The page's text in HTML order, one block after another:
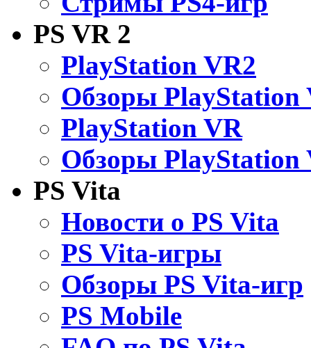
PS VR 2
PlayStation VR2
Обзоры PlayStation
PlayStation VR
Обзоры PlayStation
PS Vita
Новости о PS Vita
PS Vita-игры
Обзоры PS Vita-игр
PS Mobile